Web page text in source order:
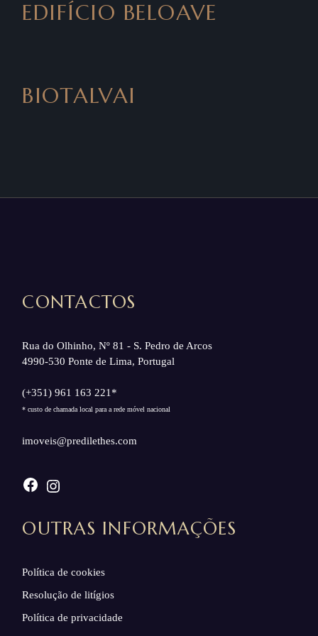
EDIFÍCIO BELOAVE
BIOTALVAI
CONTACTOS
Rua do Olhinho, Nº 81 - S. Pedro de Arcos
4990-530 Ponte de Lima, Portugal
(+351) 961 163 221*
* custo de chamada local para a rede móvel nacional
imoveis@predilethes.com
Facebook
Instagram
OUTRAS INFORMAÇÕES
Política de cookies
Resolução de litígios
Política de privacidade